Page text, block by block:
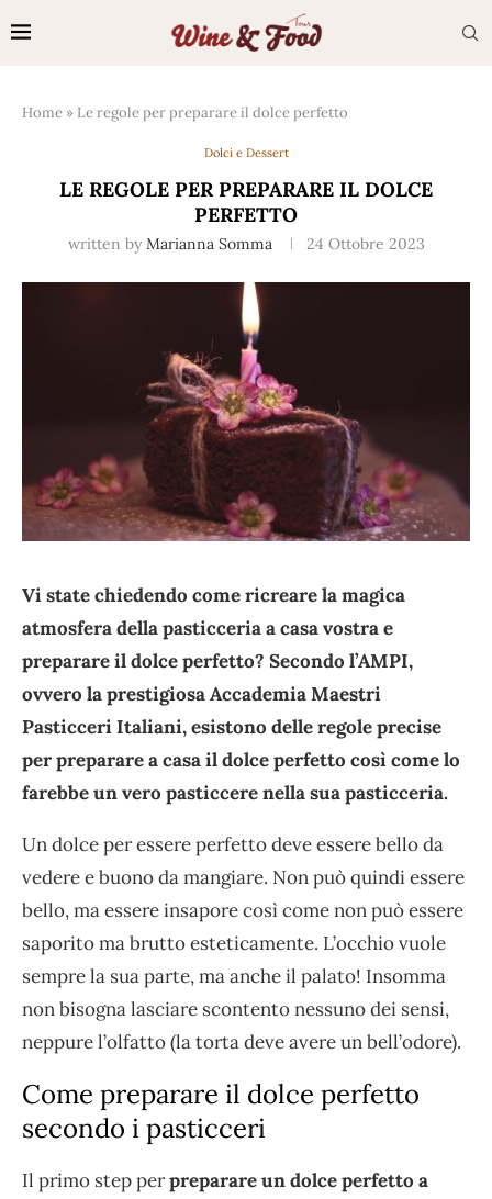
Home » Le regole per preparare il dolce perfetto
Dolci e Dessert
LE REGOLE PER PREPARARE IL DOLCE
PERFETTO
written by Marianna Somma 24 Ottobre 2023
Vi state chiedendo come ricreare la magica
atmosfera della pasticceria a casa vostra e
preparare il dolce perfetto? Secondo l’AMPI,
ovvero la prestigiosa Accademia Maestri
Pasticceri Italiani, esistono delle regole precise
per preparare a casa il dolce perfetto così come lo
farebbe un vero pasticcere nella sua pasticceria.
Un dolce per essere perfetto deve essere bello da
vedere e buono da mangiare. Non può quindi essere
bello, ma essere insapore così come non può essere
saporito ma brutto esteticamente. L’occhio vuole
sempre la sua parte, ma anche il palato! Insomma
non bisogna lasciare scontento nessuno dei sensi,
neppure l’olfatto (la torta deve avere un bell’odore).
Come preparare il dolce perfetto
secondo i pasticceri
Il primo step perpreparare un dolce perfetto a